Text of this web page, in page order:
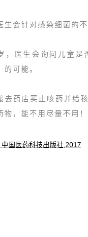
生会针对感染细菌的
医生会询问儿童是
可能。
去药店买止咳药并给
，能不用尽量不用！
国医药科技出版社,2017